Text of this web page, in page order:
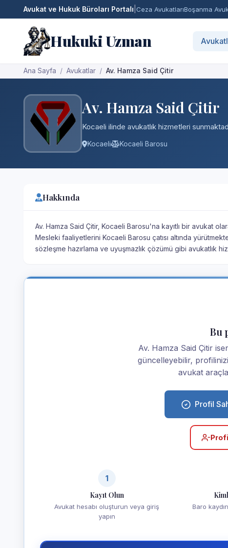
Avukat ve Hukuk Büroları Portalı Ceza AvukatlarıBoşanma
Hukuki Uzman
Ana Sayfa Avukatlar Av. Hamza Said Çitir
Av. Hamza Said Çitir
Kocaeli ilinde avukatlık hizmetleri
Kocaeli Kocaeli Barosu
Hakkında
Av. Hamza Said Çitir, Kocaeli Barosu'na kayıtlı bir avukat
Mesleki faaliyetlerini Kocaeli Barosu çatısı altında
sözleşme hazırlama ve uyuşmazlık çözümü gibi avukatlık
Bu
Av. Hamza Said Çitir
güncelleyebilir,
avukat
Profil
1
Kayıt Olun
Avukat hesabı oluşturun veya giriş
yapın
Baro